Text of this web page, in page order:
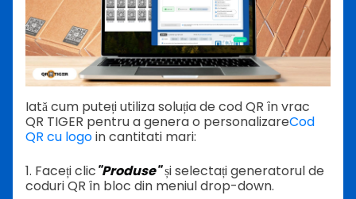
Iată cum puteți utiliza soluția de cod QR în vrac
QR TIGER pentru a genera o personalizareCod
QR cu logoin cantitati mari:
1. Faceți clic"Produse"și selectați generatorul de
coduri QR în bloc din meniul drop-down.